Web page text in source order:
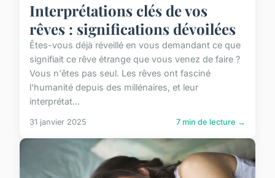
Interprétations clés de vos
rêves : significations dévoilées
Êtes-vous déjà réveillé en vous demandant ce que
signifiait ce rêve étrange que vous venez de faire ?
Vous n'êtes pas seul. Les rêves ont fasciné
l'humanité depuis des millénaires, et leur
interprétat...
31 janvier 2025 7 min de lecture →